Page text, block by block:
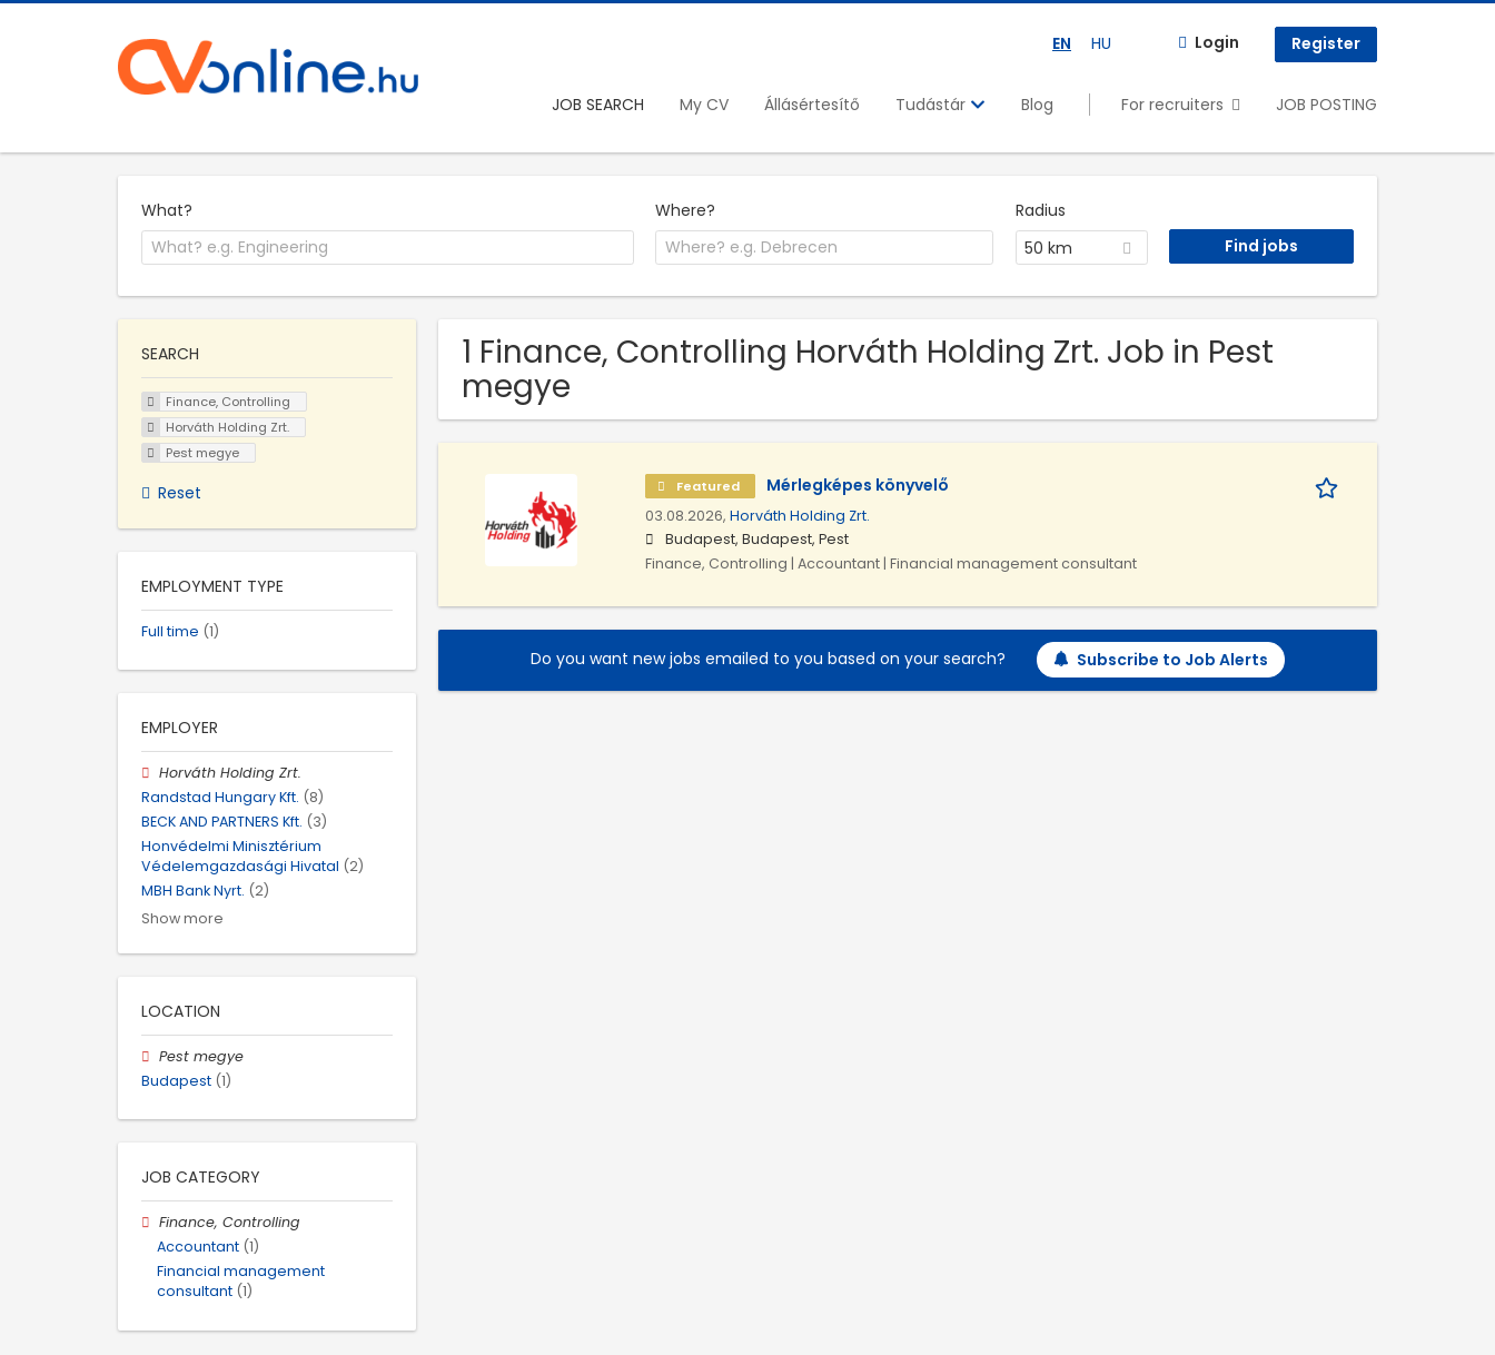
EN HU Login Register
JOB SEARCH My CV Állásértesítő Tudástár Blog For recruiters JOB POSTING
What? Where?
Radius
50 km
1 Finance, Controlling Horváth Holding Zrt. Job in Pest
megye
Featured Mérlegképes könyvelő
03.08.2026, Horváth Holding Zrt.
Budapest, Budapest, Pest
Finance, Controlling | Accountant | Financial management consultant
Do you want new jobs emailed to you based on your search? Subscribe to Job Alerts
SEARCH
Finance, Controlling
Horváth Holding Zrt.
Pest megye
Reset
EMPLOYMENT TYPE
Full time (1)
EMPLOYER
Horváth Holding Zrt.
Randstad Hungary Kft. (8)
BECK AND PARTNERS Kft. (3)
Honvédelmi Minisztérium
Védelemgazdasági Hivatal (2)
MBH Bank Nyrt. (2)
Show more
LOCATION
Pest megye
Budapest (1)
JOB CATEGORY
Finance, Controlling
Accountant (1)
Financial management
consultant (1)